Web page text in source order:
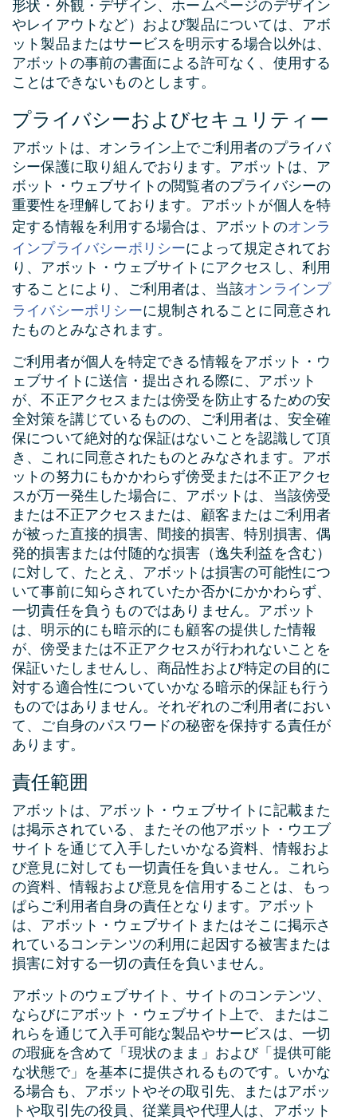
形状・外観・デザイン、ホームページのデザイン
やレイアウトなど）および製品については、アボ
ット製品またはサービスを明示する場合以外は、
アボットの事前の書面による許可なく、使用する
ことはできないものとします。
プライバシーおよびセキュリティー
アボットは、オンライン上でご利用者のプライバ
シー保護に取り組んでおります。アボットは、ア
ボット・ウェブサイトの閲覧者のプライバシーの
重要性を理解しております。アボットが個人を特
定する情報を利用する場合は、アボットのオンラ
インプライバシーポリシーによって規定されてお
り、アボット・ウェブサイトにアクセスし、利用
することにより、ご利用者は、当該オンラインプ
ライバシーポリシーに規制されることに同意され
たものとみなされます。
ご利用者が個人を特定できる情報をアボット・ウ
ェブサイトに送信・提出される際に、アボット
が、不正アクセスまたは傍受を防止するための安
全対策を講じているものの、ご利用者は、安全確
保について絶対的な保証はないことを認識して頂
き、これに同意されたものとみなされます。アボ
ットの努力にもかかわらず傍受または不正アクセ
スが万一発生した場合に、アボットは、当該傍受
または不正アクセスまたは、顧客またはご利用者
が被った直接的損害、間接的損害、特別損害、偶
発的損害または付随的な損害（逸失利益を含む）
に対して、たとえ、アボットは損害の可能性につ
いて事前に知らされていたか否かにかかわらず、
一切責任を負うものではありません。アボット
は、明示的にも暗示的にも顧客の提供した情報
が、傍受または不正アクセスが行われないことを
保証いたしませんし、商品性および特定の目的に
対する適合性についていかなる暗示的保証も行う
ものではありません。それぞれのご利用者におい
て、ご自身のパスワードの秘密を保持する責任が
あります。
責任範囲
アボットは、アボット・ウェブサイトに記載また
は掲示されている、またその他アボット・ウエブ
サイトを通じて入手したいかなる資料、情報およ
び意見に対しても一切責任を負いません。これら
の資料、情報および意見を信用することは、もっ
ぱらご利用者自身の責任となります。アボット
は、アボット・ウェブサイトまたはそこに掲示さ
れているコンテンツの利用に起因する被害または
損害に対する一切の責任を負いません。
アボットのウェブサイト、サイトのコンテンツ、
ならびにアボット・ウェブサイト上で、またはこ
れらを通じて入手可能な製品やサービスは、一切
の瑕疵を含めて「現状のまま」および「提供可能
な状態で」を基本に提供されるものです。いかな
る場合も、アボットやその取引先、またはアボッ
トや取引先の役員、従業員や代理人は、アボット